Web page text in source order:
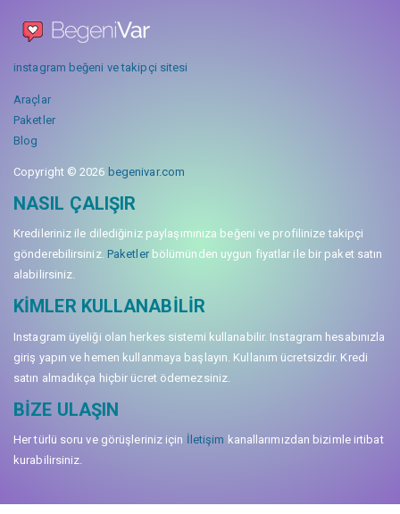
instagram beğeni ve takipçi sitesi
Araçlar
Paketler
Blog
Copyright © 2026 begenivar.com
NASIL ÇALIŞIR
Kredileriniz ile dilediğiniz paylaşımınıza beğeni ve profilinize takipçi
gönderebilirsiniz. Paketlerbölümünden uygun fiyatlar ile bir paket satın
alabilirsiniz.
KIMLER KULLANABILIR
Instagram üyeliği olan herkes sistemi kullanabilir. Instagram hesabınızla
giriş yapın ve hemen kullanmaya başlayın. Kullanım ücretsizdir. Kredi
satın almadıkça hiçbir ücret ödemezsiniz.
BIZE ULAŞIN
Her türlü soru ve görüşleriniz için İletişim kanallarımızdan bizimle irtibat
kurabilirsiniz.